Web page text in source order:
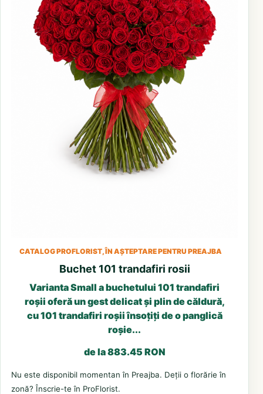
CATALOG PROFLORIST, ÎN AȘTEPTARE PENTRU PREAJBA
Buchet 101 trandafiri rosii
Varianta Small a buchetului 101 trandafiri
roșii oferă un gest delicat și plin de căldură,
cu 101 trandafiri roșii însoțiți de o panglică
roșie...
de la 883.45 RON
Nu este disponibil momentan în Preajba. Deții o florărie în
zonă? Înscrie-te în ProFlorist.